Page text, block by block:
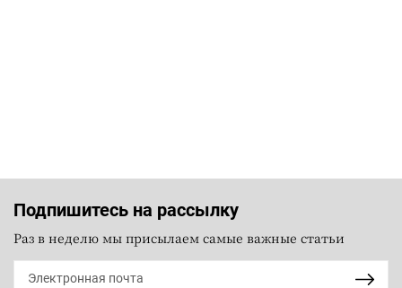
Подпишитесь на рассылку
Раз в неделю мы присылаем самые важные статьи